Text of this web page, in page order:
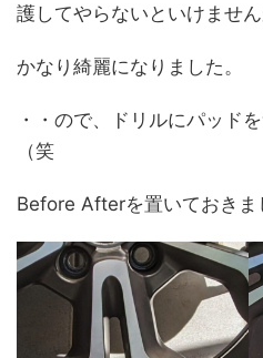
護してやらないといけません
かなり綺麗になりました。
・・ので、ドリルにパッド
（笑
Before Afterを置いておきま